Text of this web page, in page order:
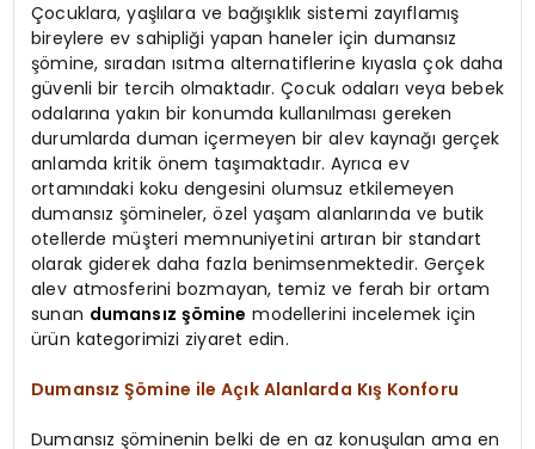
Çocuklara, yaşlılara ve bağışıklık sistemi zayıflamış
bireylere ev sahipliği yapan haneler için dumansız
şömine, sıradan ısıtma alternatiflerine kıyasla çok daha
güvenli bir tercih olmaktadır. Çocuk odaları veya bebek
odalarına yakın bir konumda kullanılması gereken
durumlarda duman içermeyen bir alev kaynağı gerçek
anlamda kritik önem taşımaktadır. Ayrıca ev
ortamındaki koku dengesini olumsuz etkilemeyen
dumansız şömineler, özel yaşam alanlarında ve butik
otellerde müşteri memnuniyetini artıran bir standart
olarak giderek daha fazla benimsenmektedir. Gerçek
alev atmosferini bozmayan, temiz ve ferah bir ortam
sunan dumansız şömine modellerini incelemek için
ürün kategorimizi ziyaret edin.
Dumansız Şömine ile Açık Alanlarda Kış Konforu
Dumansız şöminenin belki de en az konuşulan ama en